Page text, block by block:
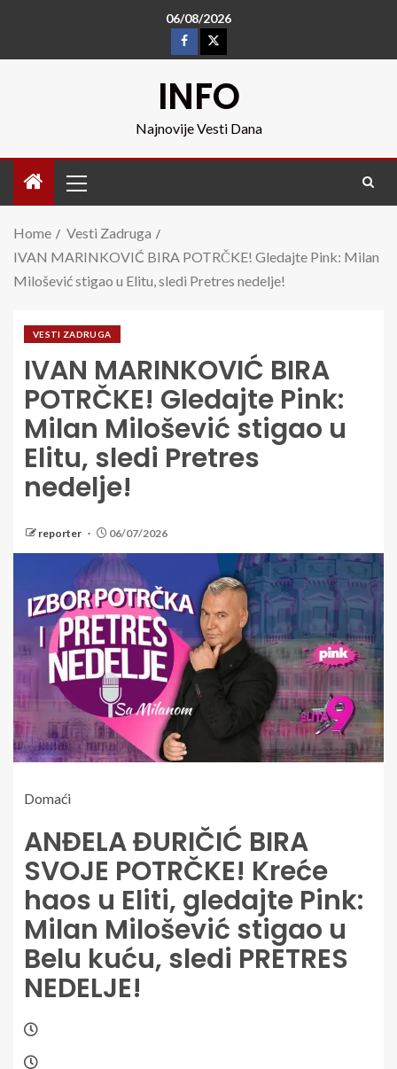
06/08/2026
INFO
Najnovije Vesti Dana
Home
Vesti Zadruga
IVAN MARINKOVIĆ BIRA POTRČKE! Gledajte Pink: Milan
Milošević stigao u Elitu, sledi Pretres nedelje!
VESTI ZADRUGA
IVAN MARINKOVIĆ BIRA
POTRČKE! Gledajte Pink:
Milan Milošević stigao u
Elitu, sledi Pretres
nedelje!
reporter 06/07/2026
Domaći
ANĐELA ĐURIČIĆ BIRA
SVOJE POTRČKE! Kreće
haos u Eliti, gledajte Pink:
Milan Milošević stigao u
Belu kuću, sledi PRETRES
NEDELJE!